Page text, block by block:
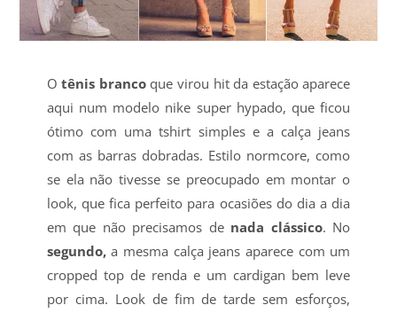
O tênis branco que virou hit da estação aparece
aqui num modelo nike super hypado, que ficou
ótimo com uma tshirt simples e a calça jeans
com as barras dobradas. Estilo normcore, como
se ela não tivesse se preocupado em montar o
look, que fica perfeito para ocasiões do dia a dia
em que não precisamos denada clássico. No
segundo,a mesma calça jeans aparece com um
cropped top de renda e um cardigan bem leve
por cima. Look de fim de tarde sem esforços,